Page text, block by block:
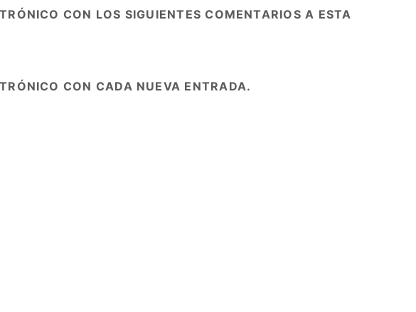
CON LOS SIGUIENTES COMENTARIOS A ESTA
CON CADA NUEVA ENTRADA.